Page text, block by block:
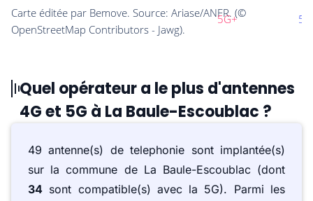
Quel opérateur a le plus d'antennes
4G et 5G à La Baule-Escoublac ?
49 antenne(s) de telephonie sont implantée(s)
sur la commune de La Baule-Escoublac (dont
34 sont compatible(s) avec la 5G). Parmi les